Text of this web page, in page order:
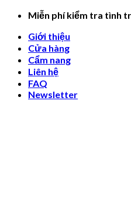
Skip
content
Miễn phí kiểm tra tình
Giới thiệu
Cửa hàng
Cẩm nang
Liên hệ
FAQ
Newsletter